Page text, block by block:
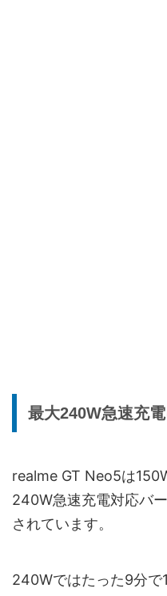
最大240W急速充
realme GT Neo5は
240W急速充電対応バ
されています。
240Wではたった9分で